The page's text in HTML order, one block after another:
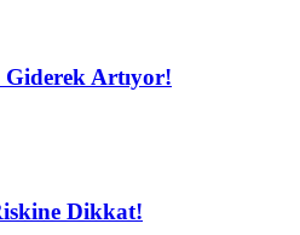
Giderek Artıyor!
Dikkat!